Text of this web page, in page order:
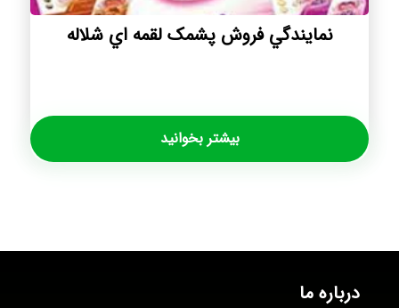
نمايندگي فروش پشمک لقمه اي شلاله
بیشتر بخوانید
درباره ما